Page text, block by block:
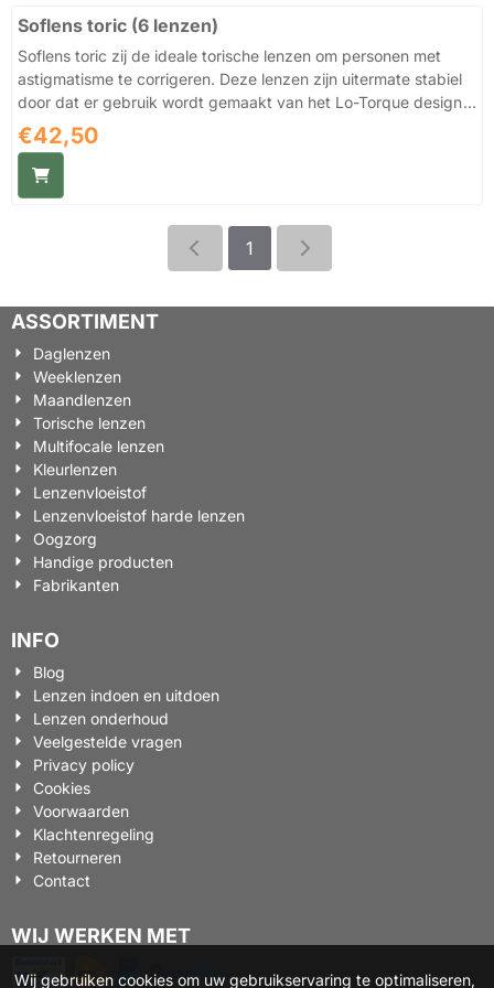
een peroxide vloeistof en kan worden geneutraliseerd met een
platina disc. He...
Soflens toric (6 lenzen)
Soflens toric zij de ideale torische lenzen om personen met
astigmatisme te corrigeren. Deze lenzen zijn uitermate stabiel
door dat er gebruik wordt gemaakt van het Lo-Torque design
en geven daardoor een zeer helderzicht. Het materiaal waar
deze lenzen van gemaakt worden is zeer aanslag bestendig,
waardoor je elke dag opnieuw geniet van een helderzicht en
een uitermate comfortabel draagcomfort. De Soflens toric is
gedragen. Verkrijgbaar in een 6 pack met de sterktes: 0.0...
Prijs: 42,50
€42,50
1
ASSORTIMENT
Daglenzen
Weeklenzen
Maandlenzen
Torische lenzen
Multifocale lenzen
Kleurlenzen
Lenzenvloeistof
Lenzenvloeistof harde lenzen
Oogzorg
Handige producten
Fabrikanten
INFO
Blog
Lenzen indoen en uitdoen
Lenzen onderhoud
Veelgestelde vragen
Privacy policy
Cookies
Voorwaarden
Klachtenregeling
Retourneren
Contact
WIJ WERKEN MET
Wij gebruiken cookies om uw gebruikservaring te optimaliseren,